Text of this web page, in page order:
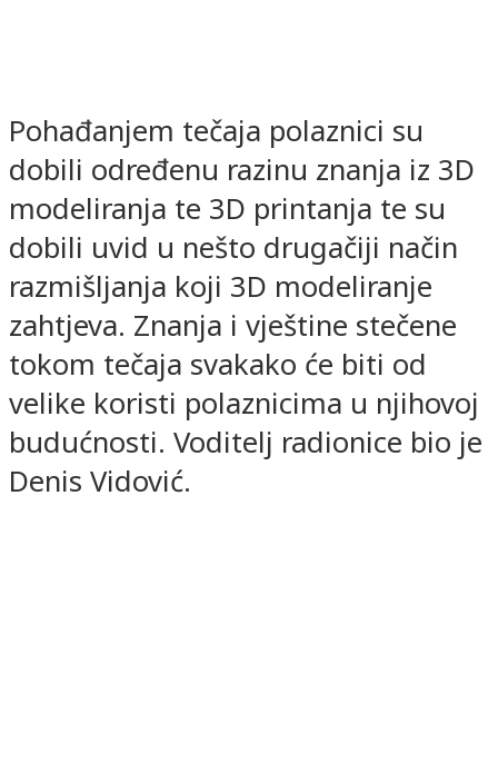
Pohađanjem tečaja polaznici su
dobili određenu razinu znanja iz 3D
modeliranja te 3D printanja te su
dobili uvid u nešto drugačiji način
razmišljanja koji 3D modeliranje
zahtjeva. Znanja i vještine stečene
tokom tečaja svakako će biti od
velike koristi polaznicima u njihovoj
budućnosti. Voditelj radionice bio je
Denis Vidović.